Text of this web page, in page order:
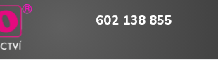
602 138 855